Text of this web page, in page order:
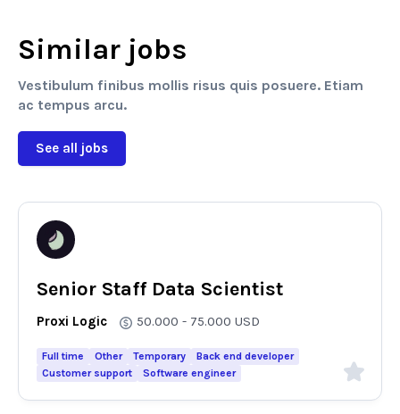
Similar jobs
Vestibulum finibus mollis risus quis posuere. Etiam
ac tempus arcu.
See all jobs
Senior Staff Data Scientist
Proxi Logic 50.000 - 75.000 USD
Full time Other Temporary
Back end developer
Customer support
Software engineer